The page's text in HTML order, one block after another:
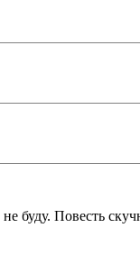
буду. Повесть